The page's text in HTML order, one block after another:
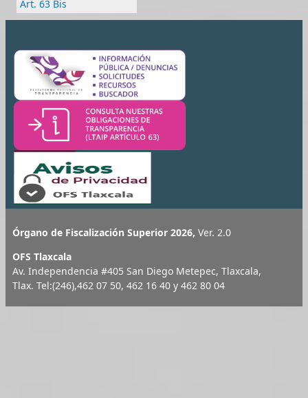
Art. 63 Bis
Órgano de Fiscalización Superior 2026, Ver. 2.0
OFS Tlaxcala
Av. Independencia #405 San Diego Metepec, Tlaxcala,
Tlax. Tel:(246),462 07 50, 462 16 40 y 462 80 04